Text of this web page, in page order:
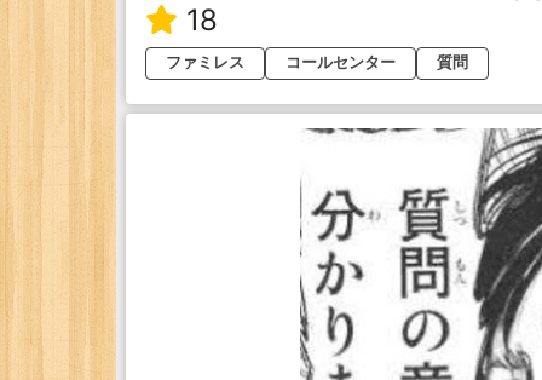
18
ファミレス コールセンター 質問